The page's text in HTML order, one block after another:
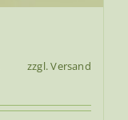
zzgl.Versand